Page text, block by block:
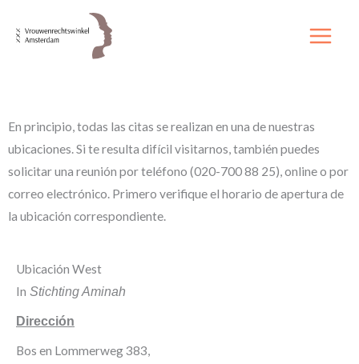
En principio, todas las citas se realizan en una de nuestras
ubicaciones. Si te resulta difícil visitarnos, también puedes
solicitar una reunión por teléfono (020-700 88 25), online o por
correo electrónico. Primero verifique el horario de apertura de
la ubicación correspondiente.
Ubicación West
In Stichting Aminah
Dirección
Bos en Lommerweg 383,